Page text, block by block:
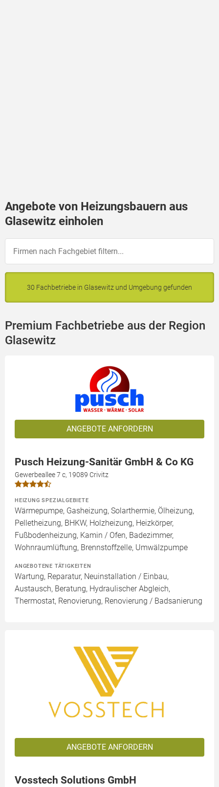
Angebote von Heizungsbauern aus
Glasewitz einholen
30 Fachbetriebe in Glasewitz und Umgebung gefunden
Premium Fachbetriebe aus der Region
Glasewitz
ANGEBOTE ANFORDERN
Pusch Heizung-Sanitär GmbH & Co KG
Gewerbeallee 7 c, 19089 Crivitz
HEIZUNG SPEZIALGEBIETE
Wärmepumpe, Gasheizung, Solarthermie, Ölheizung,
Pelletheizung, BHKW, Holzheizung, Heizkörper,
Fußbodenheizung, Kamin / Ofen, Badezimmer,
Wohnraumlüftung, Brennstoffzelle, Umwälzpumpe
ANGEBOTENE TÄTIGKEITEN
Wartung, Reparatur, Neuinstallation / Einbau,
Austausch, Beratung, Hydraulischer Abgleich,
Thermostat, Renovierung, Renovierung / Badsanierung
ANGEBOTE ANFORDERN
Vosstech Solutions GmbH